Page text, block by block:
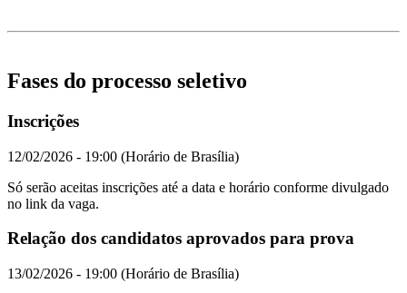
Fases do processo seletivo
Inscrições
12/02/2026 - 19:00 (Horário de Brasília)
Só serão aceitas inscrições até a data e horário conforme divulgado
no link da vaga.
Relação dos candidatos aprovados para prova
13/02/2026 - 19:00 (Horário de Brasília)